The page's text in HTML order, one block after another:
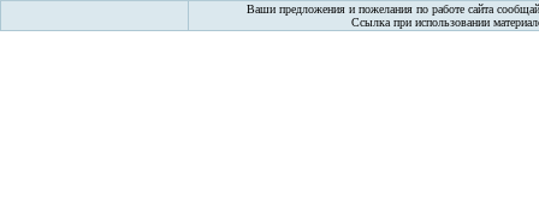
Ваши предложения и пожелания по работе сайта
Ссылка при использовании